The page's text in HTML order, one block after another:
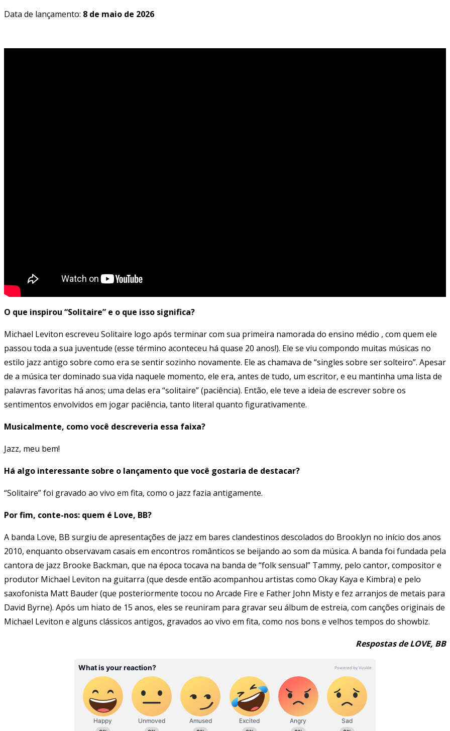
Data de lançamento: 8 de maio de 2026
O que inspirou “Solitaire” e o que isso significa?
Michael Leviton escreveu Solitaire logo após terminar com sua primeira namorada do ensino médio , com quem ele
passou toda a sua juventude (esse término aconteceu há quase 20 anos!). Ele se viu compondo muitas músicas no
estilo jazz antigo sobre como era se sentir sozinho novamente. Ele as chamava de “singles sobre ser solteiro”. Apesar
de a música ter dominado sua vida naquele momento, ele era, antes de tudo, um escritor, e eu mantinha uma lista de
palavras favoritas há anos; uma delas era “solitaire” (paciência). Então, ele teve a ideia de escrever sobre os
sentimentos envolvidos em jogar paciência, tanto literal quanto figurativamente.
Musicalmente, como você descreveria essa faixa?
Jazz, meu bem!
Há algo interessante sobre o lançamento que você gostaria de destacar?
“Solitaire” foi gravado ao vivo em fita, como o jazz fazia antigamente.
Por fim, conte-nos: quem é Love, BB?
A banda Love, BB surgiu de apresentações de jazz em bares clandestinos descolados do Brooklyn no início dos anos
2010, enquanto observavam casais em encontros românticos se beijando ao som da música. A banda foi fundada pela
cantora de jazz Brooke Backman, que na época tocava na banda de “folk sensual” Tammy, pelo cantor, compositor e
produtor Michael Leviton na guitarra (que desde então acompanhou artistas como Okay Kaya e Kimbra) e pelo
saxofonista Matt Bauder (que posteriormente tocou no Arcade Fire e Father John Misty e fez arranjos de metais para
David Byrne). Após um hiato de 15 anos, eles se reuniram para gravar seu álbum de estreia, com canções originais de
Michael Leviton e alguns clássicos antigos, gravados ao vivo em fita, como nos bons e velhos tempos do showbiz.
Respostas de LOVE, BB